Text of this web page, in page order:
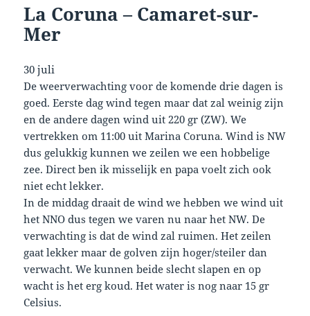
La Coruna – Camaret-sur-
Mer
30 juli
De weerverwachting voor de komende drie dagen is
goed. Eerste dag wind tegen maar dat zal weinig zijn
en de andere dagen wind uit 220 gr (ZW). We
vertrekken om 11:00 uit Marina Coruna. Wind is NW
dus gelukkig kunnen we zeilen we een hobbelige
zee. Direct ben ik misselijk en papa voelt zich ook
niet echt lekker.
In de middag draait de wind we hebben we wind uit
het NNO dus tegen we varen nu naar het NW. De
verwachting is dat de wind zal ruimen. Het zeilen
gaat lekker maar de golven zijn hoger/steiler dan
verwacht. We kunnen beide slecht slapen en op
wacht is het erg koud. Het water is nog naar 15 gr
Celsius.